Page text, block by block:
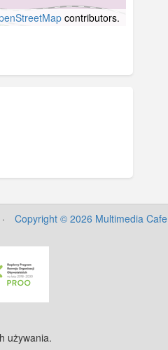
contributors.
· Copyright © 2026 Multimedia Cafe
używania.